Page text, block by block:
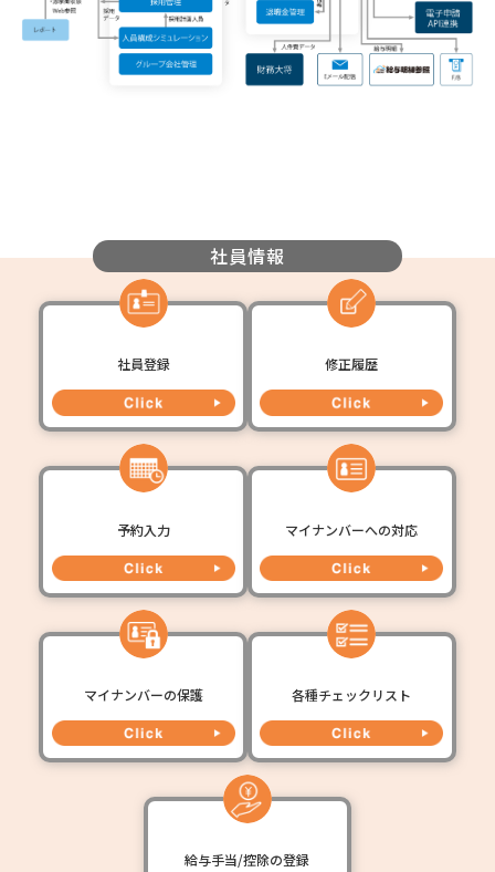
社員情報
社員登録 修正履歴
予約入力 マイナンバーへの対応
マイナンバーの保護 各種チェックリスト
給与手当/控除の登録